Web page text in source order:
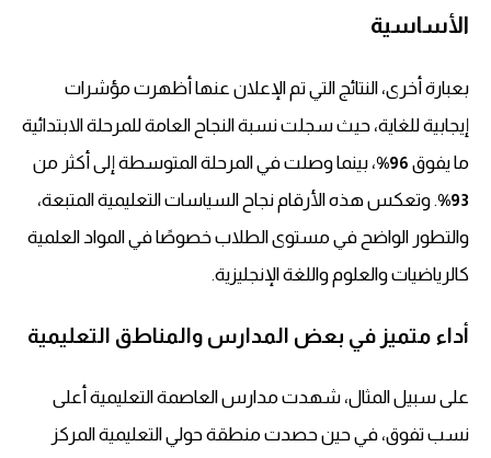
الأساسية
بعبارة أخرى، النتائج التي تم الإعلان عنها أظهرت مؤشرات
إيجابية للغاية، حيث سجلت نسبة النجاح العامة للمرحلة الابتدائية
ما يفوق 96% ، بينما وصلت في المرحلة المتوسطة إلى أكثر من
93%
. وتعكس هذه الأرقام نجاح السياسات التعليمية المتبعة،
والتطور الواضح في مستوى الطلاب خصوصًا في المواد العلمية
كالرياضيات والعلوم واللغة الإنجليزية.
أداء متميز في بعض المدارس والمناطق التعليمية
على سبيل المثال، شهدت مدارس العاصمة التعليمية أعلى
نسب تفوق، في حين حصدت منطقة حولي التعليمية المركز